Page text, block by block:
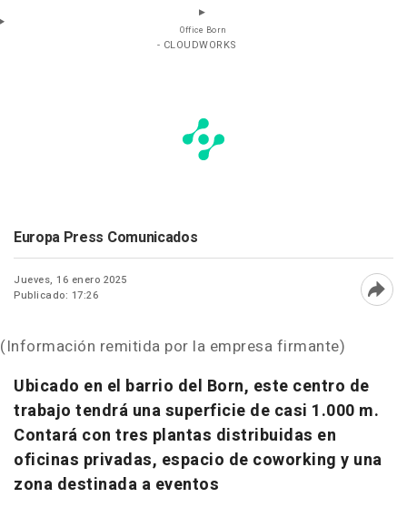
Office Born
- CLOUDWORKS
Europa Press Comunicados
Jueves, 16 enero 2025
Publicado: 17:26
(Información remitida por la empresa firmante)
Ubicado en el barrio del Born, este centro de
trabajo tendrá una superficie de casi 1.000 m.
Contará con tres plantas distribuidas en
oficinas privadas, espacio de coworking y una
zona destinada a eventos